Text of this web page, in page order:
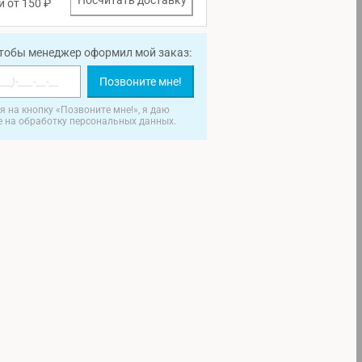
от 150 ₽
менеджер оформил мой заказ:
Позвоните мне!
на кнопку «Позвоните мне!», я даю
на обработку персональных данных.